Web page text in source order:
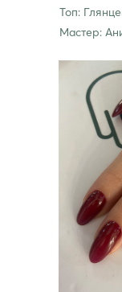
Топ:
Мастер: